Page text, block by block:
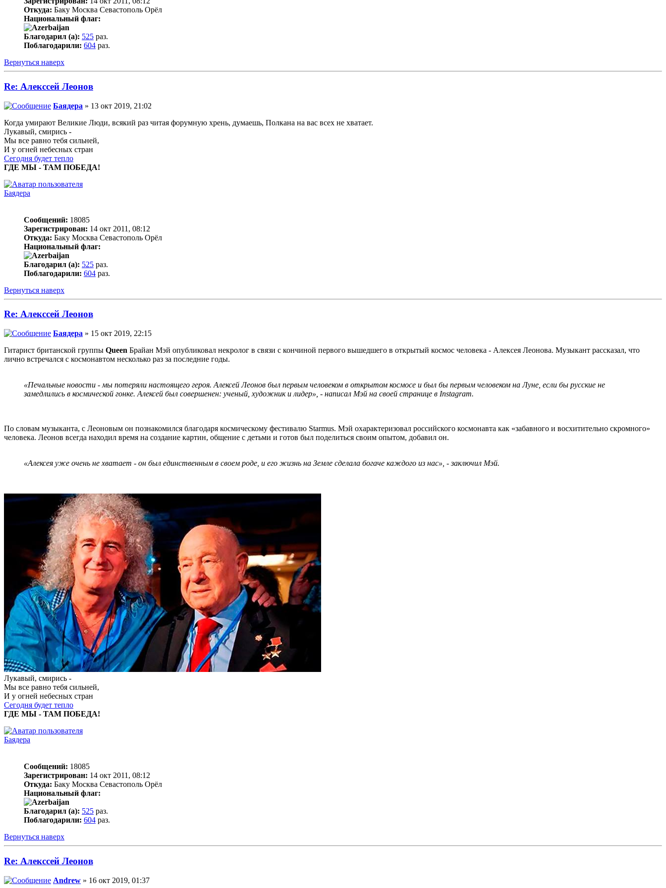
Откуда: Баку Москва Севастополь Орёл
Национальный флаг:
Благодарил (а): 525 раз.
Поблагодарили: 604 раз.
Вернуться наверх
Re: Алекссей Леонов
Баядера » 13 окт 2019, 21:02
Когда умирают Великие Люди, всякий раз читая форумную хрень, думаешь, Полкана на вас всех не хватает.
Лукавый, смирись -
Мы все равно тебя сильней,
И у огней небесных стран
Сегодня будет тепло
ГДЕ МЫ - ТАМ ПОБЕДА!
Баядера
Сообщений: 18085
Зарегистрирован: 14 окт 2011, 08:12
Откуда: Баку Москва Севастополь Орёл
Национальный флаг:
Благодарил (а): 525 раз.
Поблагодарили: 604 раз.
Вернуться наверх
Re: Алекссей Леонов
Баядера » 15 окт 2019, 22:15
Гитарист британской группы Queen Брайан Мэй опубликовал некролог в связи с кончиной первого вышедшего в открытый космос человека - Алексея Леонова. Музыкант рассказал, что
лично встречался с космонавтом несколько раз за последние годы.
«Печальные новости - мы потеряли настоящего героя. Алексей Леонов был первым человеком в открытом космосе и был бы первым человеком на Луне, если бы русские не
замедлились в космической гонке. Алексей был совершенен: ученый, художник и лидер», - написал Мэй на своей странице в Instagram.
По словам музыканта, с Леоновым он познакомился благодаря космическому фестивалю Starmus. Мэй охарактеризовал российского космонавта как «забавного и восхитительно скромного»
человека. Леонов всегда находил время на создание картин, общение с детьми и готов был поделиться своим опытом, добавил он.
«Алексея уже очень не хватает - он был единственным в своем роде, и его жизнь на Земле сделала богаче каждого из нас», - заключил Мэй.
Лукавый, смирись -
Мы все равно тебя сильней,
И у огней небесных стран
Сегодня будет тепло
ГДЕ МЫ - ТАМ ПОБЕДА!
Баядера
Сообщений: 18085
Зарегистрирован: 14 окт 2011, 08:12
Откуда: Баку Москва Севастополь Орёл
Национальный флаг:
Благодарил (а): 525 раз.
Поблагодарили: 604 раз.
Вернуться наверх
Re: Алекссей Леонов
Andrew » 16 окт 2019, 01:37